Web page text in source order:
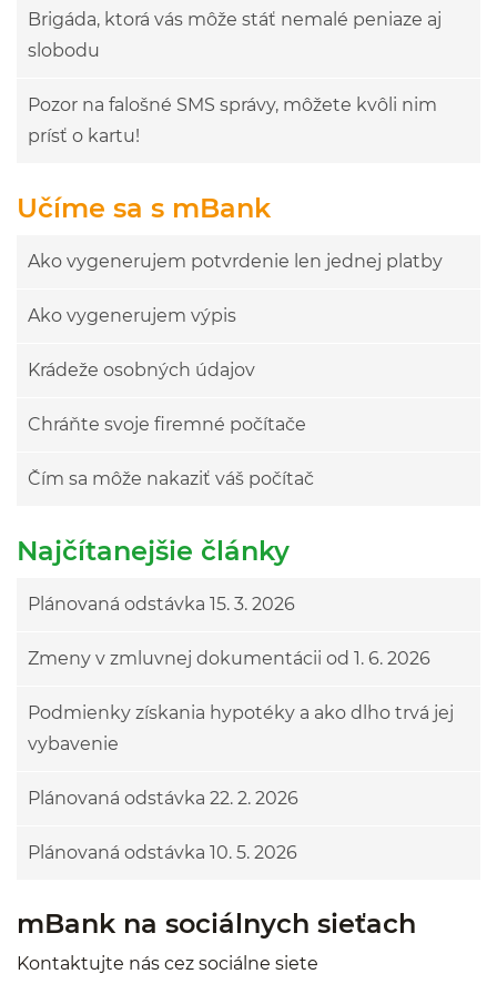
Brigáda, ktorá vás môže stáť nemalé peniaze aj
slobodu
Pozor na falošné SMS správy, môžete kvôli nim
prísť o kartu!
Učíme sa s mBank
Ako vygenerujem potvrdenie len jednej platby
Ako vygenerujem výpis
Krádeže osobných údajov
Chráňte svoje firemné počítače
Čím sa môže nakaziť váš počítač
Najčítanejšie články
Plánovaná odstávka 15. 3. 2026
Zmeny v zmluvnej dokumentácii od 1. 6. 2026
Podmienky získania hypotéky a ako dlho trvá jej
vybavenie
Plánovaná odstávka 22. 2. 2026
Plánovaná odstávka 10. 5. 2026
mBank na sociálnych sieťach
Kontaktujte nás cez sociálne siete